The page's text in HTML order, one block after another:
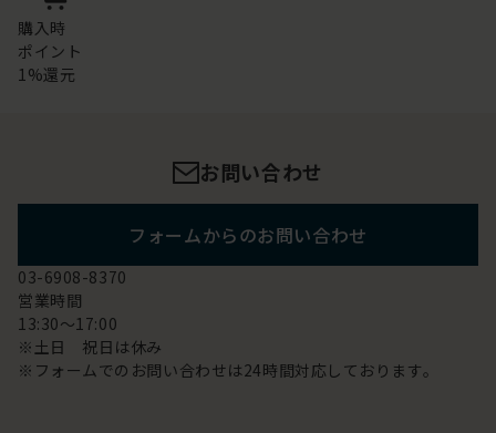
購入時
ポイント
1%還元
お問い合わせ
フォームからのお問い合わせ
03-6908-8370
営業時間
13:30～17:00
※土日 祝日は休み
※フォームでのお問い合わせは24時間対応しております。